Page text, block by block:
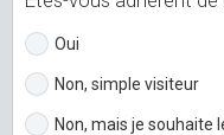
Oui
Non, simple visiteur
Non, mais je souhaite